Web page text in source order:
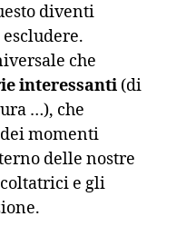
diventi
che
interessanti (di
…), che
momenti
delle nostre
e gli